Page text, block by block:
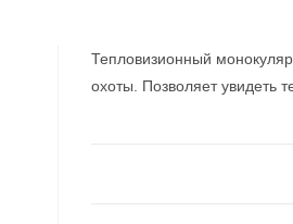
Тепловизионный
охоты. Позволяет увидеть